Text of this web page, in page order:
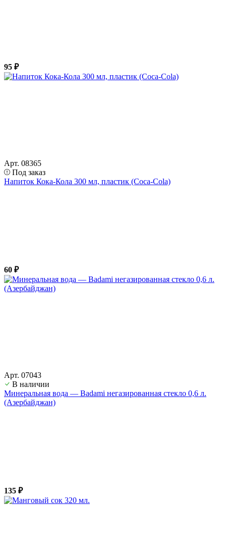
95 ₽
Арт. 08365
Под заказ
Напиток Кока-Кола 300 мл, пластик (Coca-Cola)
60 ₽
Арт. 07043
В наличии
Минеральная вода — Badami негазированная стекло 0,6 л.
(Азербайджан)
135 ₽